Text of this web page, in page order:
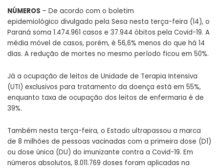
NÚMEROS – De acordo com o boletim
epidemiológico divulgado pela Sesa nesta terça-feira (14), o
Paraná soma 1.474.961 casos e 37.944 óbitos pela Covid-19. A
média móvel de casos, porém, é 56,6% menos do que há 14
dias. A redução de mortes no mesmo período ficou em 50%.
Já a ocupação de leitos de Unidade de Terapia Intensiva
(UTI) exclusivos para tratamento da doença está em 55%,
enquanto taxa de ocupação dos leitos de enfermaria é de
39%.
Também nesta terça-feira, o Estado ultrapassou a marca
de 8 milhões de pessoas vacinadas com a primeira dose (D1)
ou dose única (DU) do imunizante contra a Covid-19. Em
números absolutos, 8.011.769 doses foram aplicadas na